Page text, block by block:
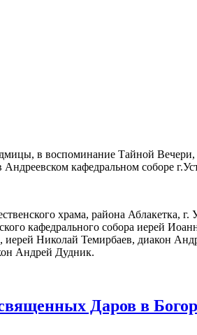
в воспоминание Тайной
кафедральном соборе
храма, района Аблакетка,
кафедрального собора иерей
Николай Темирбаев, диакон
Андрей Дудник.
Даров в